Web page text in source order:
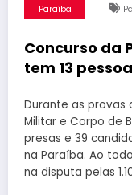
Paraíba
Concurso da
tem 13
Durante as provas
Militar e Corpo de
presas e 39
na Paraíba. Ao
na disputa pelas